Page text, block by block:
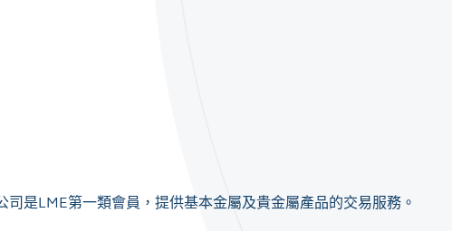
是LME第一類會員，提供基本金屬及貴金屬產品的交易服務。